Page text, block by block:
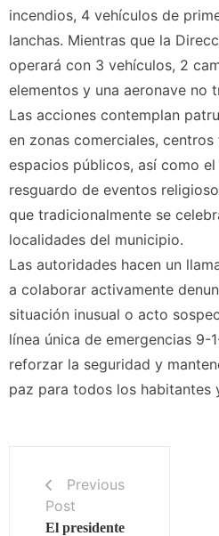
incendios, ⁠4 vehículos de
lanchas. Mientras que la
operará con 3 vehículos, 2
elementos y una⁠ aeronave no
Las acciones contemplan
en zonas comerciales,
espacios públicos, así como
resguardo de eventos
que tradicionalmente se
localidades del municipio.
Las autoridades hacen un
a colaborar activamente
situación inusual o acto
línea única de emergencias 9-
reforzar la seguridad y
paz para todos los habitantes
Previous
Post
El presidente